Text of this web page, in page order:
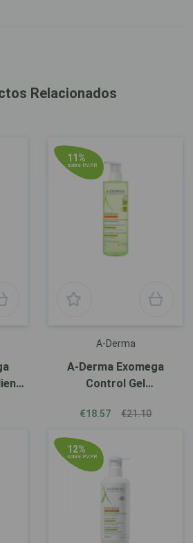
Relacionados
11%
sobre P.V.P.R
A-Derma
A-Derma Exomega
Control Gel
€18.57 €21.10
12%
sobre P.V.P.R